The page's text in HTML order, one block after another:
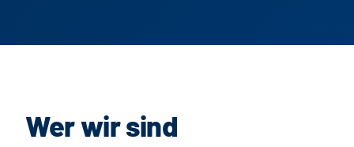
Wer wir sind